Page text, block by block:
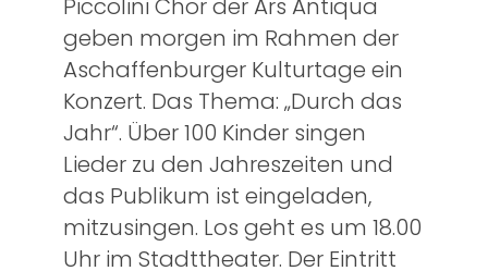
Piccolini Chor der Ars Antiqua
geben morgen im Rahmen der
Aschaffenburger Kulturtage ein
Konzert. Das Thema: „Durch das
Jahr“. Über 100 Kinder singen
Lieder zu den Jahreszeiten und
das Publikum ist eingeladen,
mitzusingen. Los geht es um 18.00
Uhr im Stadttheater. Der Eintritt